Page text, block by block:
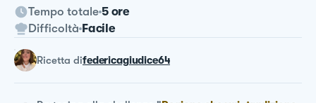
Tempo totale 5 ore
Difficoltà Facile
ricetta difedericagiudice64